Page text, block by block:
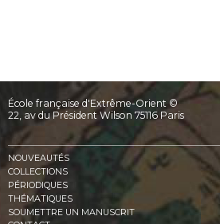
École française d'Extrême-Orient ©
22, av du Président Wilson 75116 Paris
NOUVEAUTÉS
COLLECTIONS
PÉRIODIQUES
THÉMATIQUES
SOUMETTRE UN MANUSCRIT